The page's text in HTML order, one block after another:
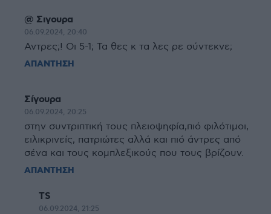
@ Σιγουρα
06.09.2024, 20:40
Αντρες;! Οι 5-1; Τα θες κ τα λες ρε σύντεκνε;
ΑΠΑΝΤΗΣΗ
Σίγουρα
06.09.2024, 20:25
στην συντριπτική τους πλειοψηφία,πιό φιλότιμοι,
ειλικρινείς, πατριώτες αλλά και πιό άντρες από
σένα και τους κομπλεξικούς που τους βρίζουν.
ΑΠΑΝΤΗΣΗ
TS
06.09.2024, 21:25